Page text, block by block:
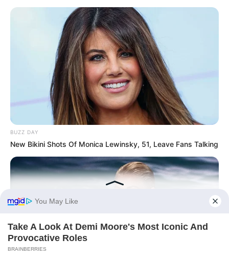
BUZZ DAY
New Bikini Shots Of Monica Lewinsky, 51, Leave Fans Talking